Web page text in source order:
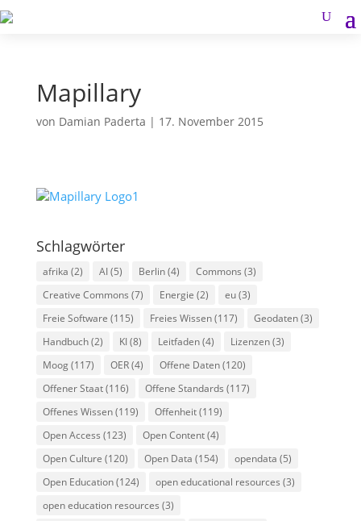
Mapillary
von Damian Paderta | 17. November 2015
Schlagwörter
afrika (2) AI(5) Berlin(4) Commons (3)
Creative Commons (7) Energie (2) eu(3)
Freie Software (115) Freies Wissen(117) Geodaten(3)
Handbuch(2) KI(8) Leitfaden(4) Lizenzen(3)
Moog(117) OER(4) Offene Daten(120)
Offener Staat(116) Offene Standards (117)
Offenes Wissen(119) Offenheit(119)
Open Access (123) Open Content(4)
Open Culture (120) Open Data (154) opendata (5)
Open Education(124) open educational resources (3)
open education resources (3)